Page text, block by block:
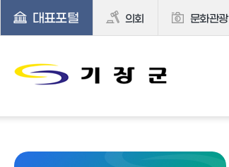
대표포털 의회 문화관광